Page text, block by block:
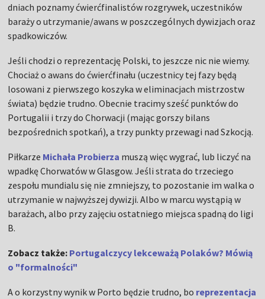
dniach poznamy ćwierćfinalistów rozgrywek, uczestników
baraży o utrzymanie/awans w poszczególnych dywizjach oraz
spadkowiczów.
Jeśli chodzi o reprezentację Polski, to jeszcze nic nie wiemy.
Chociaż o awans do ćwierćfinału (uczestnicy tej fazy będą
losowani z pierwszego koszyka w eliminacjach mistrzostw
świata) będzie trudno. Obecnie tracimy sześć punktów do
Portugalii i trzy do Chorwacji (mając gorszy bilans
bezpośrednich spotkań), a trzy punkty przewagi nad Szkocją.
Piłkarze Michała Probierza muszą więc wygrać, lub liczyć na
wpadkę Chorwatów w Glasgow. Jeśli strata do trzeciego
zespołu mundialu się nie zmniejszy, to pozostanie im walka o
utrzymanie w najwyższej dywizji. Albo w marcu wystąpią w
barażach, albo przy zajęciu ostatniego miejsca spadną do ligi
B.
Zobacz także: Portugalczycy lekceważą Polaków? Mówią
o "formalności"
A o korzystny wynik w Porto będzie trudno, bo reprezentacja